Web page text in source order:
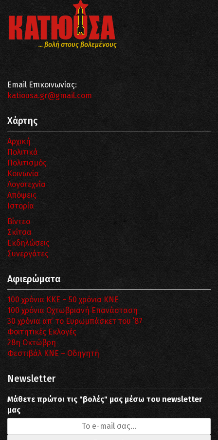
... βολή στους βολεμένους
Email Επικοινωνίας:
katiousa.gr@gmail.com
Χάρτης
Αρχική
Πολιτικά
Πολιτισμός
Κοινωνία
Λογοτεχνία
Απόψεις
Ιστορία
Βίντεο
Σκίτσα
Εκδηλώσεις
Συνεργάτες
Αφιερώματα
100 χρόνια ΚΚΕ – 50 χρόνια ΚΝΕ
100 χρόνια Οχτωβριανή Επανάσταση
30 χρόνια απ’ το Ευρωμπάσκετ του ΄87
Φοιτητικές Εκλογές
28η Οκτώβρη
Φεστιβάλ ΚΝΕ – Οδηγητή
Newsletter
Μάθετε πρώτοι τις "βολές" μας μέσω του newsletter
μας